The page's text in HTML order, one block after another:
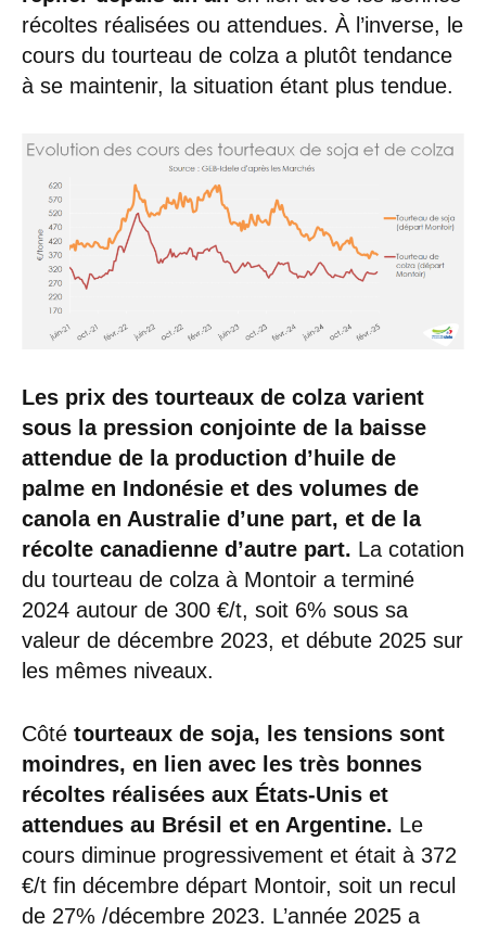
récoltes réalisées ou attendues. À l’inverse, le
cours du tourteau de colza a plutôt tendance
à se maintenir, la situation étant plus tendue.
Les prix des tourteaux de colza varient
sous la pression conjointe de la baisse
attendue de la production d’huile de
palme en Indonésie et des volumes de
canola en Australie d’une part, et de la
récolte canadienne d’autre part. La cotation
du tourteau de colza à Montoir a terminé
2024 autour de 300 €/t, soit 6% sous sa
valeur de décembre 2023, et débute 2025 sur
les mêmes niveaux.
Côté tourteaux de soja, les tensions sont
moindres, en lien avec les très bonnes
récoltes réalisées aux États-Unis et
attendues au Brésil et en Argentine. Le
cours diminue progressivement et était à 372
€/t fin décembre départ Montoir, soit un recul
de 27% /décembre 2023. L’année 2025 a